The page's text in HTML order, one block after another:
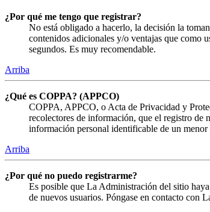
¿Por qué me tengo que registrar?
No está obligado a hacerlo, la decisión la
contenidos adicionales y/o ventajas que como
segundos. Es muy recomendable.
Arriba
¿Qué es COPPA? (APPCO)
COPPA, APPCO, o Acta de Privacidad y
recolectores de información, que el registro de
información personal identificable de un menor
Arriba
¿Por qué no puedo registrarme?
Es posible que La Administración del sitio
de nuevos usuarios. Póngase en contacto con